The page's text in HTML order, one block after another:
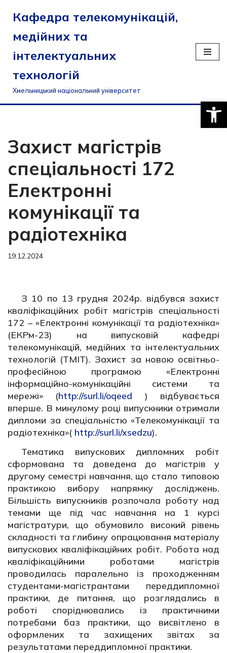
Перейти
до
вмісту
Кафедра телекомунікацій,
медійних та
інтелектуальних
технологій
Хмельницький національний університет
Захист магістрів
спеціальності 172
Електронні
комунікації та
радіотехніка
19.12.2024
З 10 по 13 грудня 2024р. відбувся захист
кваліфікаційних робіт магістрів спеціальності
172 – «Електронні комунікації та радіотехніка»
(ЕКРм-23) на випусковій кафедрі
телекомунікацій, медійних та інтелектуальних
технологій (ТМІТ). Захист за новою освітньо-
професійною програмою «Електронні
інформаційно-комунікаційні системи та
мережі» (http://surl.li/oqeed ) відбувається
вперше. В минулому році випускники отримали
дипломи за спеціальністю «Телекомунікації та
радіотехніка»( http://surl.li/xsedzu).
Тематика випускових дипломних робіт
сформована та доведена до магістрів у
другому семестрі навчання, що стало типовою
практикою вибору напрямку досліджень.
Більшість випускників розпочала роботу над
темами ще під час навчання на 1 курсі
магістратури, що обумовило високий рівень
складності та глибину опрацювання матеріалу
випускових кваліфікаційних робіт. Робота над
кваліфікаційними роботами магістрів
проводилась паралельно із проходженням
студентами-магістрантами переддипломної
практики, де питання, що розглядались в
роботі споріднювались із практичними
потребами баз практики, що висвітлено в
оформлених та захищених звітах за
результатами переддипломної практики.